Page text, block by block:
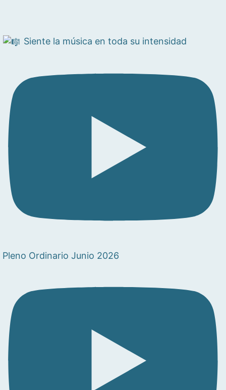
Siente la música en toda su intensidad
Pleno Ordinario Junio 2026